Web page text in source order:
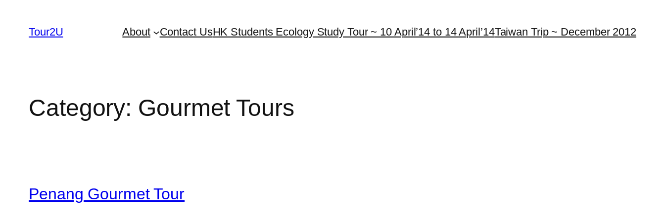
content
Tour2U About Contact UsHK Students Ecology Study Tour ~ 10 April’14 to 14 April’14Taiwan Trip ~ December 2012
Category: Gourmet Tours
Penang Gourmet Tour